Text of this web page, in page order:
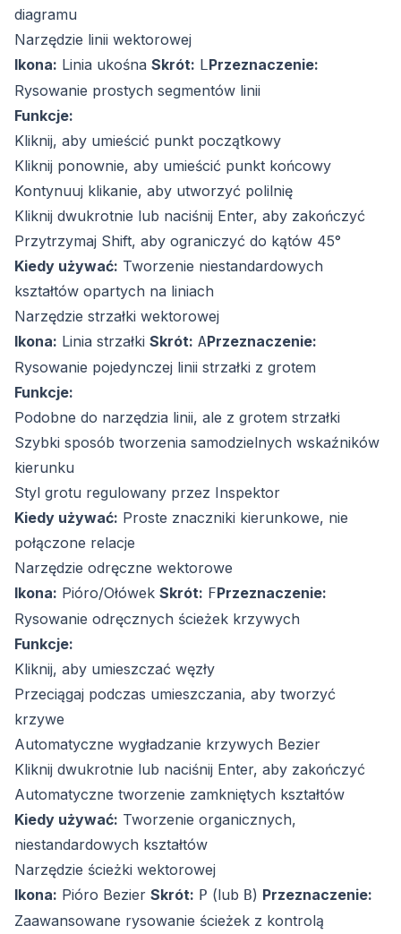
diagramu
Narzędzie linii wektorowej
Ikona: Linia ukośna Skrót: LPrzeznaczenie:
Rysowanie prostych segmentów linii
Funkcje:
Kliknij, aby umieścić punkt początkowy
Kliknij ponownie, aby umieścić punkt końcowy
Kontynuuj klikanie, aby utworzyć polilnię
Kliknij dwukrotnie lub naciśnij Enter, aby zakończyć
Przytrzymaj Shift, aby ograniczyć do kątów 45°
Kiedy używać: Tworzenie niestandardowych
kształtów opartych na liniach
Narzędzie strzałki wektorowej
Ikona: Linia strzałki Skrót: APrzeznaczenie:
Rysowanie pojedynczej linii strzałki z grotem
Funkcje:
Podobne do narzędzia linii, ale z grotem strzałki
Szybki sposób tworzenia samodzielnych wskaźników
kierunku
Styl grotu regulowany przez Inspektor
Kiedy używać: Proste znaczniki kierunkowe, nie
połączone relacje
Narzędzie odręczne wektorowe
Ikona: Pióro/Ołówek Skrót: FPrzeznaczenie:
Rysowanie odręcznych ścieżek krzywych
Funkcje:
Kliknij, aby umieszczać węzły
Przeciągaj podczas umieszczania, aby tworzyć
krzywe
Automatyczne wygładzanie krzywych Bezier
Kliknij dwukrotnie lub naciśnij Enter, aby zakończyć
Automatyczne tworzenie zamkniętych kształtów
Kiedy używać: Tworzenie organicznych,
niestandardowych kształtów
Narzędzie ścieżki wektorowej
Ikona: Pióro Bezier Skrót: P (lub B) Przeznaczenie:
Zaawansowane rysowanie ścieżek z kontrolą